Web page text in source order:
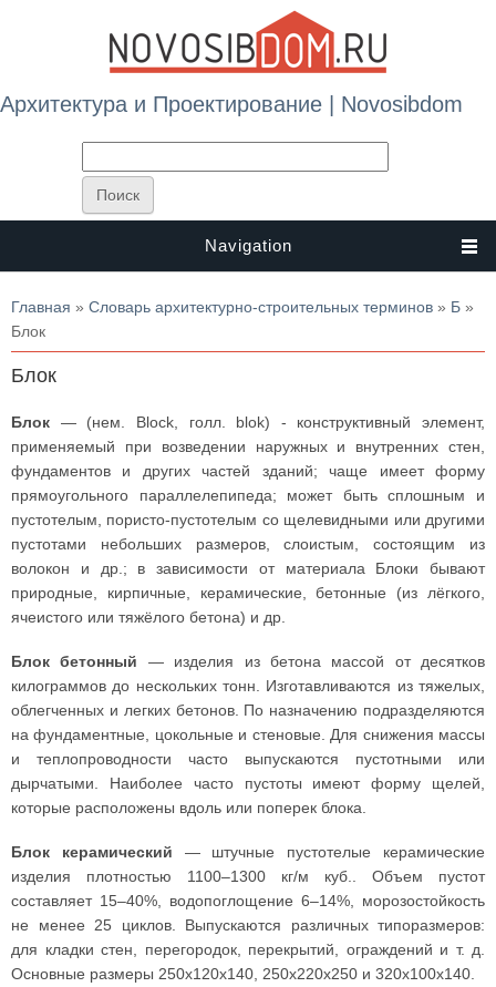
Архитектура и Проектирование | Novosibdom
Navigation
Вы здесь
Главная » Словарь архитектурно-строительных терминов » Б »
Блок
Блок
Блок — (нем. Block, голл. blok) - конструктивный элемент,
применяемый при возведении наружных и внутренних стен,
фундаментов и других частей зданий; чаще имеет форму
прямоугольного параллелепипеда; может быть сплошным и
пустотелым, пористо-пустотелым со щелевидными или другими
пустотами небольших размеров, слоистым, состоящим из
волокон и др.; в зависимости от материала Блоки бывают
природные, кирпичные, керамические, бетонные (из лёгкого,
ячеистого или тяжёлого бетона) и др.
Блок бетонный — изделия из бетона массой от десятков
килограммов до нескольких тонн. Изготавливаются из тяжелых,
облегченных и легких бетонов. По назначению подразделяются
на фундаментные, цокольные и стеновые. Для снижения массы
и теплопроводности часто выпускаются пустотными или
дырчатыми. Наиболее часто пустоты имеют форму щелей,
которые расположены вдоль или поперек блока.
Блок керамический — штучные пустотелые керамические
изделия плотностью 1100–1300 кг/м куб.. Объем пустот
составляет 15–40%, водопоглощение 6–14%, морозостойкость
не менее 25 циклов. Выпускаются различных типоразмеров:
для кладки стен, перегородок, перекрытий, ограждений и т. д.
Основные размеры 250х120х140, 250х220х250 и 320х100х140.